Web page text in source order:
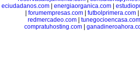
eciudadanos.com| energiaorganica.com|
forumempresas.com futbolprimera.com
redmercadeo.com| tunegocioencasa.com
compratuhosting.com|